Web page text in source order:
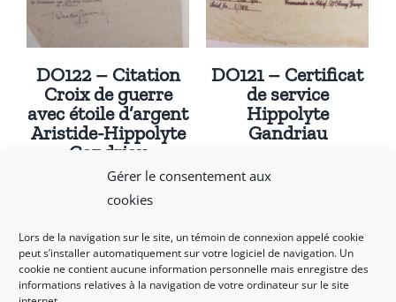
Gérer le consentement aux
cookies
Lors de la navigation sur le site, un témoin de connexion appelé cookie
peut s’installer automatiquement sur votre logiciel de navigation. Un
cookie ne contient aucune information personnelle mais enregistre des
informations relatives à la navigation de votre ordinateur sur le site
DO122 – Citation
Croix de guerre
avec étoile d’argent
Aristide-Hippolyte
Gandriau
DO121 – Certificat
de service
Hippolyte
Gandriau